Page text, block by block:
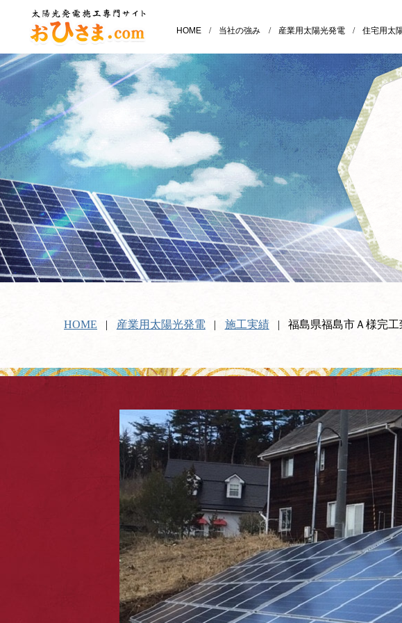
HOME / 当社の強み / 産業用太陽光発電 / 住宅用太
HOME 産業用太陽光発電 施工実績 福島県福島市Ａ様完工